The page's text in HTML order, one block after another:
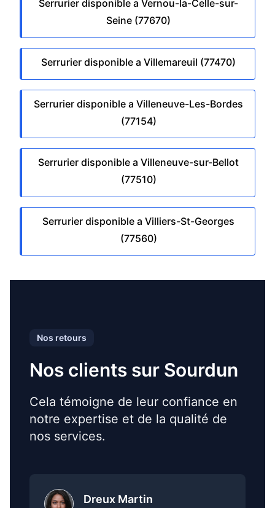
Serrurier disponible a Vernou-la-Celle-sur-
Seine (77670)
Serrurier disponible a Villemareuil (77470)
Serrurier disponible a Villeneuve-Les-Bordes
(77154)
Serrurier disponible a Villeneuve-sur-Bellot
(77510)
Serrurier disponible a Villiers-St-Georges
(77560)
Nos retours
Nos clients sur Sourdun
Cela témoigne de leur confiance en
notre expertise et de la qualité de
nos services.
Dreux Martin